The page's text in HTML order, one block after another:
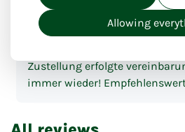
12-04-2026 - Armin S.
Zustellung erfolgte
immer wieder!
Allowing